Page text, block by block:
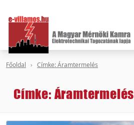
Főoldal Címke: Áramtermelés
Címke: Áramtermelés